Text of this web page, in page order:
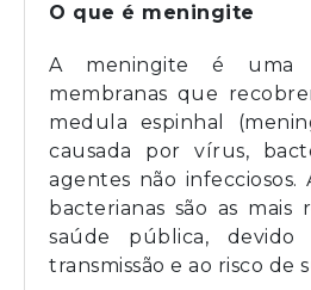
O que é meningite
A meningite é uma
membranas que
medula espinhal
causada por vírus,
agentes não infecciosos.
bacterianas são as mais
saúde pública,
transmissão e ao risco de